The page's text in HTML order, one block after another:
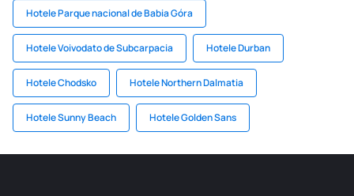
Hotele Parque nacional de Babia Góra
Hotele Voivodato de Subcarpacia Hotele Durban
Hotele Chodsko Hotele Northern Dalmatia
Hotele Sunny Beach Hotele Golden Sans